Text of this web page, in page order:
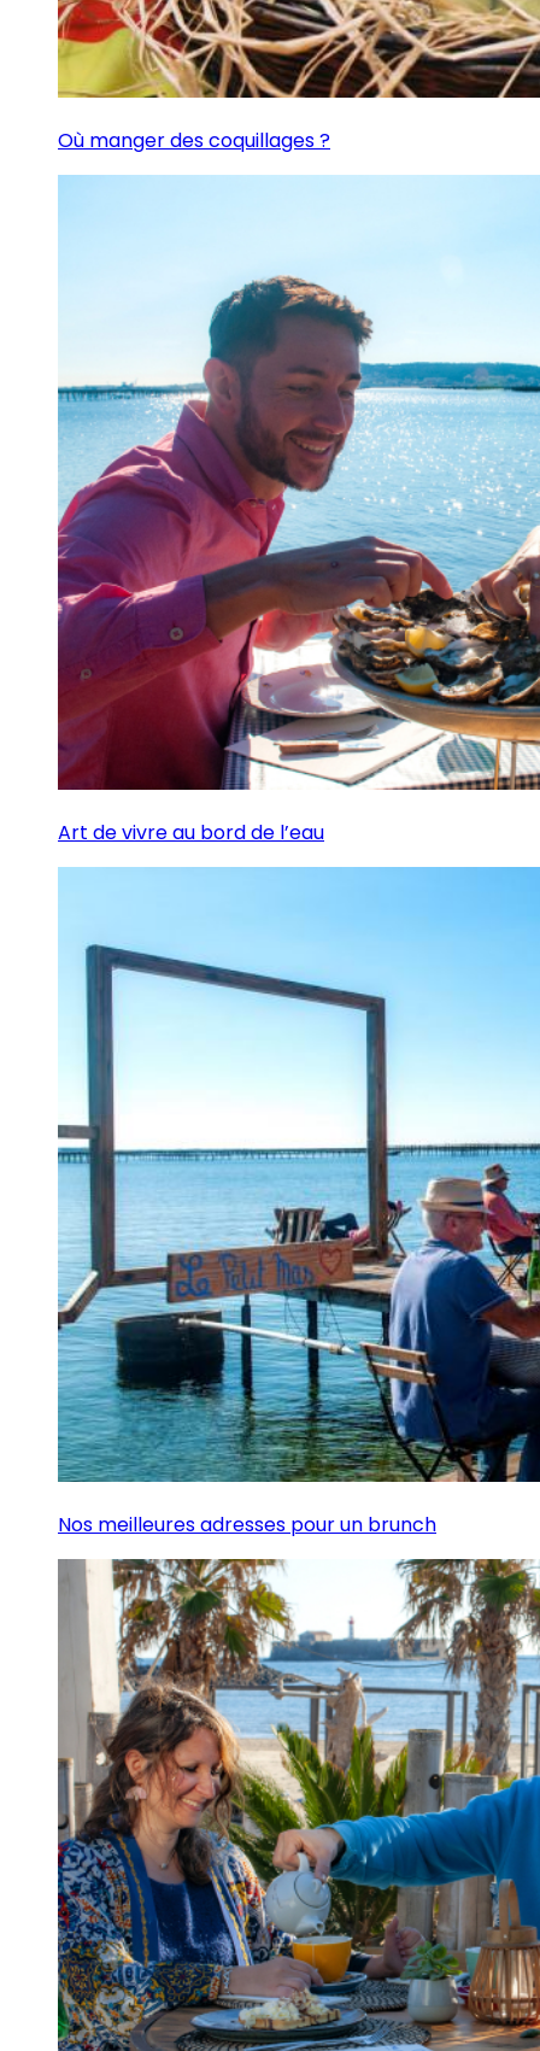
Où manger des coquillages ?
Art de vivre au bord de l’eau
Nos meilleures adresses pour un brunch